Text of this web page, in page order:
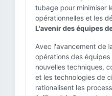
tubage pour minimiser
opérationnelles et les
L'avenir des équipes
Avec l'avancement de
opérations des
nouvelles techniques,
et les technologies de
rationalisent les